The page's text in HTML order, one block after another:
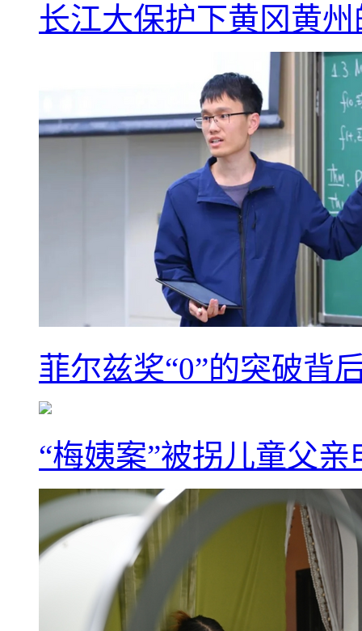
长江大保护下黄冈黄
菲尔兹奖“0”的突破背
“梅姨案”被拐儿童父